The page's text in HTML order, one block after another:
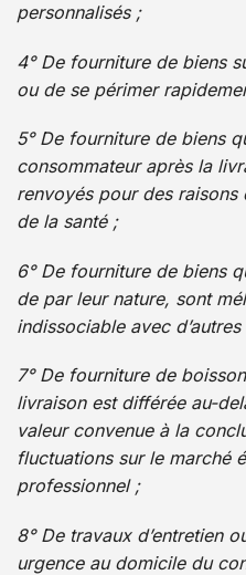
personnalisés ;
4° De fourniture de biens
ou de se périmer
5° De fourniture de biens
consommateur après la
renvoyés pour des raisons
de la santé ;
6° De fourniture de biens
de par leur nature, sont
indissociable avec
7° De fourniture de
livraison est différée au-
valeur convenue à la
fluctuations sur le marché
professionnel ;
8° De travaux d’entretien
urgence au domicile du